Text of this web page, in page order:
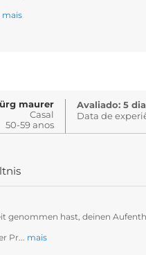
mais
maurer
Casal
50-59 anos
Avaliado: 5
Data de
genommen hast, deinen
Pr... mais